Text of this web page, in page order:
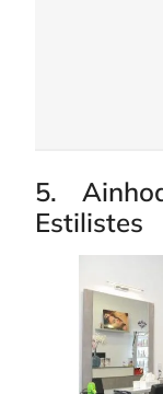
5.
Estilistes